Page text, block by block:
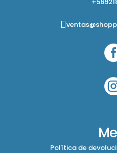
Política de